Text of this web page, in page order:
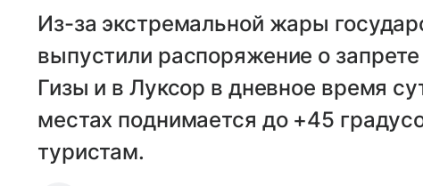
Из-за экстремальной жары
выпустили распоряжение о
Гизы и в Луксор в дневное время
местах поднимается до +45
туристам.